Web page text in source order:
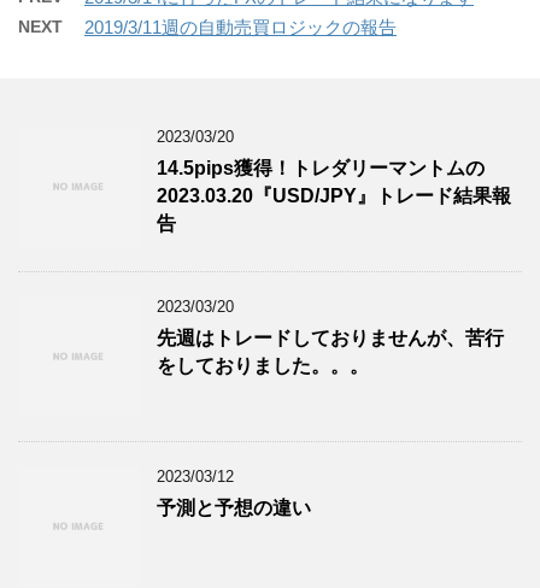
NEXT 2019/3/11週の自動売買ロジックの報告
2023/03/20
14.5pips獲得！トレダリーマントムの
2023.03.20『USD/JPY』トレード結果報
告
2023/03/20
先週はトレードしておりませんが、苦行
をしておりました。。。
2023/03/12
予測と予想の違い